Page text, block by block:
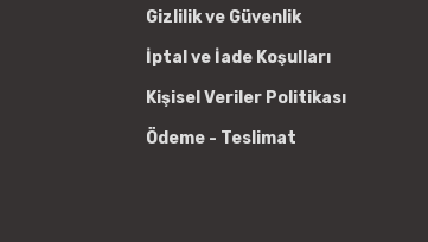
Gizlilik ve Güvenlik
İptal ve İade Koşulları
Kişisel Veriler Politikası
Ödeme - Teslimat